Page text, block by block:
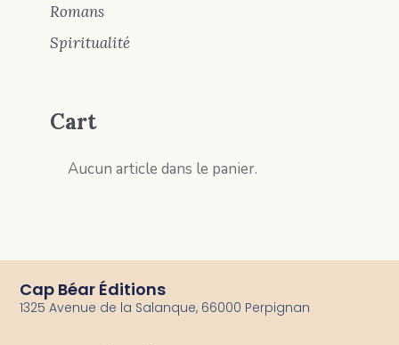
Romans
Spiritualité
Cart
Aucun article dans le panier.
Cap Béar Éditions
1325 Avenue de la Salanque, 66000 Perpignan